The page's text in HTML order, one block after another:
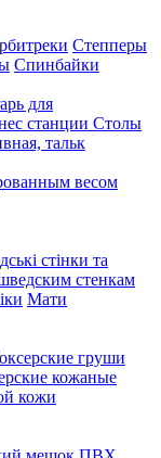
Степперы
Спинбайки
для
станции Столы
тальк
весом
стінки та
стенкам
Мати
груши
кожаные
кожи